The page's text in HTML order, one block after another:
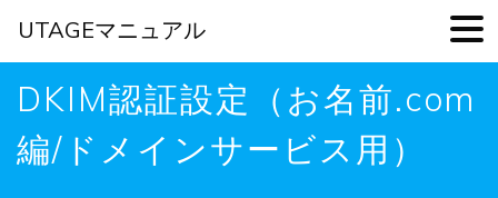
Skip
main
content
DKIM認証設定（お名前.com
編/ドメインサービス用）
UTAGEマニュアル